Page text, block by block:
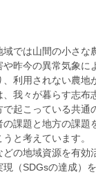
では山間の小さな
昨今の異常気象に
利用されない農地
、我々が暮らす志布
起こっている共通
課題と地方の課題
と考えています。
の地域資源を有効
（SDGsの達成）を